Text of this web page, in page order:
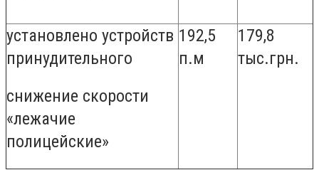
установлено устройств
принудительного
снижение скорости
«лежачие
полицейские»
192,5
п.м
179,8
тыс.грн.